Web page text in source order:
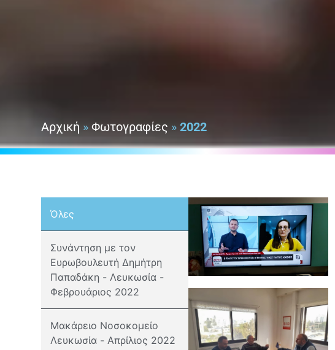
Αρχική »Φωτογραφίες »2022
Όλες
Συνάντηση με τον
Ευρωβουλευτή Δημήτρη
Παπαδάκη - Λευκωσία -
Φεβρουάριος 2022
Μακάρειο Νοσοκομείο
Λευκωσία - Απρίλιος 2022